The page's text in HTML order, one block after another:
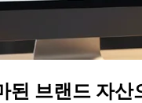
된 브랜드 자산